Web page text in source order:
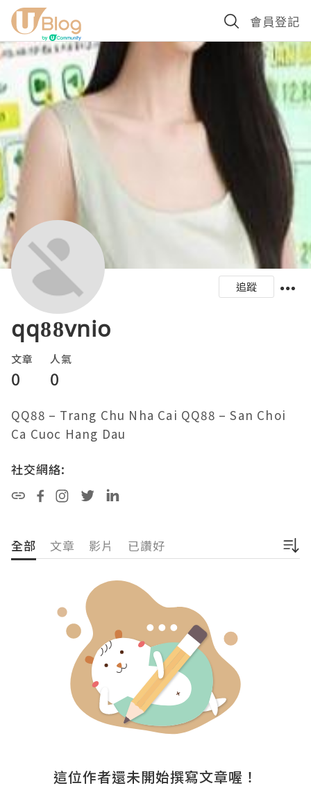
會員登記
追蹤
qq88vnio
文章
0
人氣
0
QQ88 – Trang Chu Nha Cai QQ88 – San Choi
Ca Cuoc Hang Dau
社交網絡:
全部 文章 影片 已讚好
這位作者還未開始撰寫文章喔！